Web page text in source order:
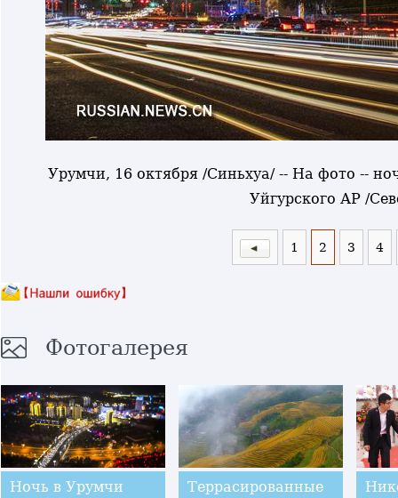
Урумчи, 16 октября /Синьхуа/ -- На фото --
Уйгурского АР /
1 2 3 4
Фотогалерея
Ночь в Урумчи
Террасированные